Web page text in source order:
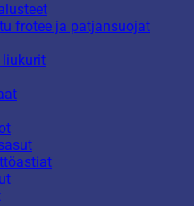
frotee ja patjansuojat
liukurit